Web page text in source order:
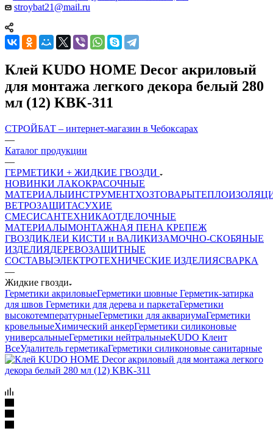
stroybat21@mail.ru
Клей KUDO HOME Decor акриловый
для монтажа легкого декора белый 280
мл (12) KBK-311
СТРОЙБАТ – интернет-магазин в Чебоксарах
—
Каталог продукции
—
ГЕРМЕТИКИ + ЖИДКИЕ ГВОЗДИ
НОВИНКИ ЛАКОКРАСОЧНЫЕ
МАТЕРИАЛЫИНСТРУМЕНТХОЗТОВАРЫ
ВЕТРОЗАЩИТАСУХИЕ
СМЕСИСАНТЕХНИКАОТДЕЛОЧНЫЕ
МАТЕРИАЛЫМОНТАЖНАЯ ПЕНА КРЕПЕЖ
ГВОЗДИКЛЕИ КИСТИ и ВАЛИКИЗАМОЧНО-СКОБЯНЫЕ
ИЗДЕЛИЯДЕРЕВОЗАЩИТНЫЕ
СОСТАВЫЭЛЕКТРОТЕХНИЧЕСКИЕ ИЗДЕЛИЯСВАРКА
—
Жидкие гвозди
Герметики акриловыеГерметики шовные Герметик-затирка
для швов Герметики для дерева и паркетаГерметики
высокотемпературныеГерметики для аквариумаГерметики
кровельныеХимический анкерГерметики силиконовые
универсальныеГерметики нейтральныеKUDO Клеит
ВсеУдалитель герметикаГерметики силиконовые санитарные